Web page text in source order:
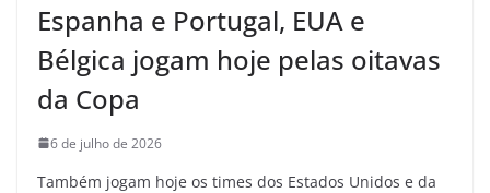
Espanha e Portugal, EUA e
Bélgica jogam hoje pelas oitavas
da Copa
6 de julho de 2026
Também jogam hoje os times dos Estados Unidos e da